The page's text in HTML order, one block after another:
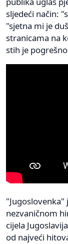
sljedeći način:
"sjetna mi je
stranicama na
stih je
nezvaničnom
cijela
od najveći